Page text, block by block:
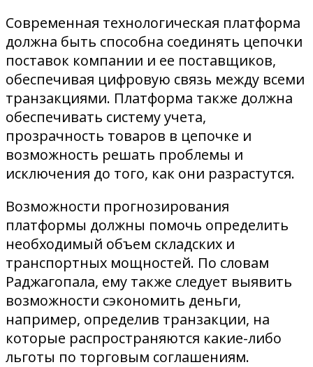
Современная технологическая платформа
должна быть способна соединять цепочки
поставок компании и ее поставщиков,
обеспечивая цифровую связь между всеми
транзакциями. Платформа также должна
обеспечивать систему учета,
прозрачность товаров в цепочке и
возможность решать проблемы и
исключения до того, как они разрастутся.
Возможности прогнозирования
платформы должны помочь определить
необходимый объем складских и
транспортных мощностей. По словам
Раджагопала, ему также следует выявить
возможности сэкономить деньги,
например, определив транзакции, на
которые распространяются какие-либо
льготы по торговым соглашениям.